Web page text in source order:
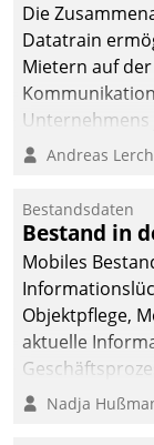
Die
Datatrain
Mietern auf
Unternehmens
Mitarbeiter
Andreas
Bestandsdaten
Bestand in
Mobiles
Objektpflege,
aktuelle
Nadja